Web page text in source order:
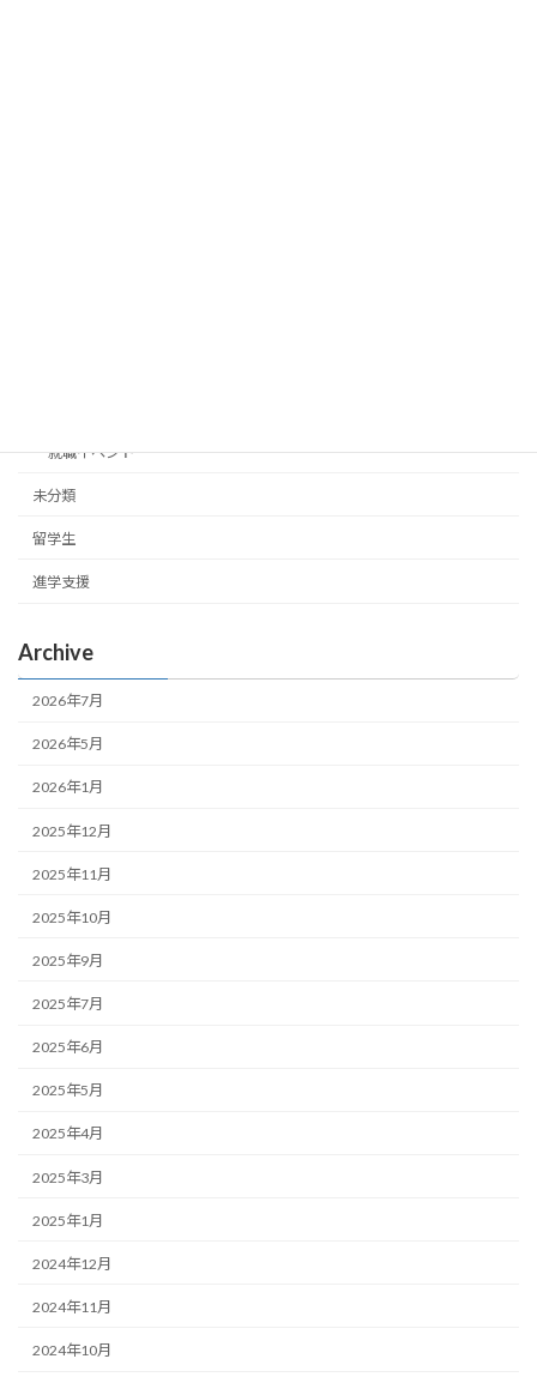
就職イベント
未分類
留学生
進学支援
Archive
2026年7月
2026年5月
2026年1月
2025年12月
2025年11月
2025年10月
2025年9月
2025年7月
2025年6月
2025年5月
2025年4月
2025年3月
2025年1月
2024年12月
2024年11月
2024年10月